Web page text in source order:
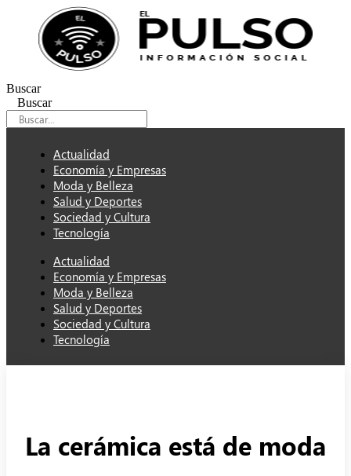
contenido
Buscar
Buscar
Actualidad
Economía y Empresas
Moda y Belleza
Salud y Deportes
Sociedad y Cultura
Tecnología
Actualidad
Economía y Empresas
Moda y Belleza
Salud y Deportes
Sociedad y Cultura
Tecnología
La cerámica está de moda